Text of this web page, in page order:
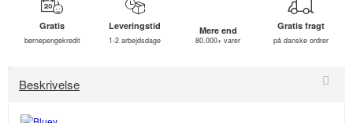
Gratis
børnepengekredit
Leveringstid
1-2 arbejdsdage
Mere end
80.000+ varer
Gratis fragt
på danske ordrer
Beskrivelse